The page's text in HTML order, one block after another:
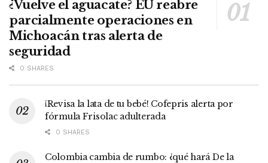
¿Vuelve el aguacate? EU reabre
parcialmente operaciones en
Michoacán tras alerta de
seguridad
0 SHARES
¡Revisa la lata de tu bebé! Cofepris alerta por
fórmula Frisolac adulterada
0 SHARES
Colombia cambia de rumbo: ¿qué hará De la